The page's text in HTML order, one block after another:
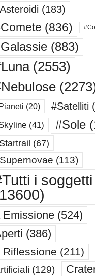
(183)
(836)
(883)
(2553)
(20) #Satelliti
(41) #Sole
(67)
(113)
i soggetti
Emissione(524)
(386)
Riflessione (211)
(129)